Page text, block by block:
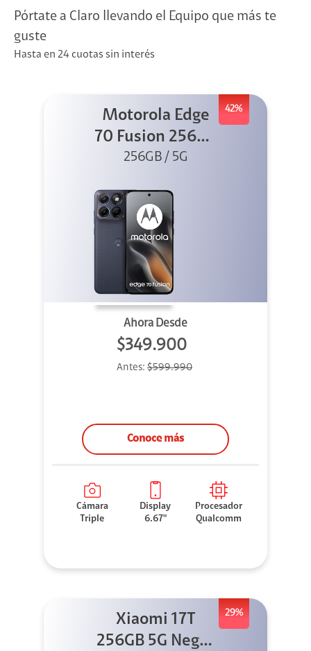
Pórtate a Claro llevando el Equipo que más te
guste
Hasta en 24 cuotas sin interés
42%
Motorola Edge
70 Fusion 256GB
Azul
256GB / 5G
Ahora Desde
$349.900
Antes: $599.990
Conoce más
Cámara
Triple
Display
6.67"
Procesador
Qualcomm
29%
Xiaomi 17T
256GB 5G Negro